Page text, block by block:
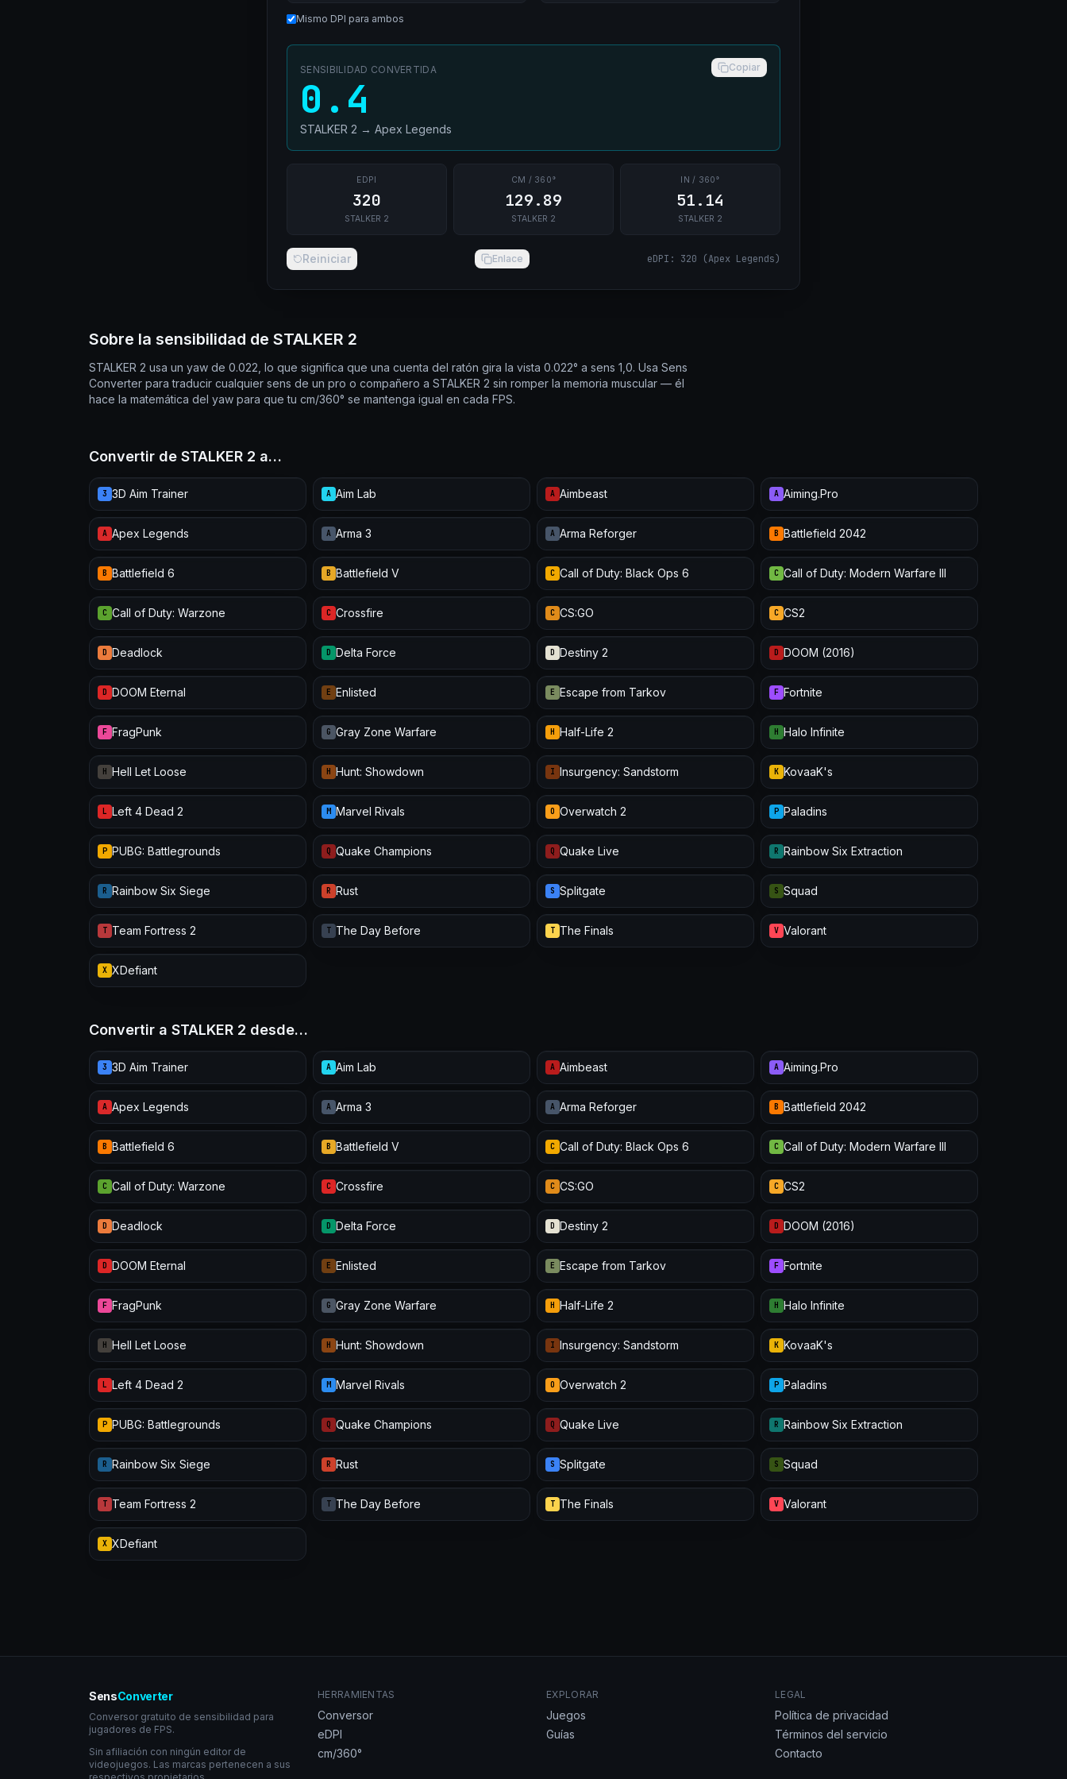
Mismo DPI para ambos
SENSIBILIDAD CONVERTIDA Copiar
0.4
STALKER 2 → Apex Legends
EDPI
320
STALKER 2
CM / 360°
129.89
STALKER 2
IN / 360°
51.14
STALKER 2
Reiniciar Enlace eDPI : 320 (Apex Legends)
Sobre la sensibilidad de STALKER 2
STALKER 2 usa un yaw de 0.022, lo que significa que una cuenta del ratón gira la vista 0.022° a sens 1,0. Usa Sens
Converter para traducir cualquier sens de un pro o compañero a STALKER 2 sin romper la memoria muscular — él
hace la matemática del yaw para que tu cm/360° se mantenga igual en cada FPS.
Convertir de STALKER 2 a…
3 3D Aim Trainer A Aim Lab A Aimbeast A Aiming.Pro
A Apex Legends A Arma 3 A Arma Reforger B Battlefield 2042
B Battlefield 6 B Battlefield V C Call of Duty: Black Ops 6 C Call of Duty: Modern Warfare III
C Call of Duty: Warzone C Crossfire C CS:GO C CS2
D Deadlock D Delta Force D Destiny 2 D DOOM (2016)
D DOOM Eternal E Enlisted E Escape from Tarkov F Fortnite
F FragPunk G Gray Zone Warfare H Half-Life 2 H Halo Infinite
H Hell Let Loose H Hunt: Showdown I Insurgency: Sandstorm K KovaaK's
L Left 4 Dead 2 M Marvel Rivals O Overwatch 2 P Paladins
P PUBG: Battlegrounds Q Quake Champions Q Quake Live R Rainbow Six Extraction
R Rainbow Six Siege R Rust S Splitgate S Squad
T Team Fortress 2 T The Day Before T The Finals V Valorant
X XDefiant
Convertir a STALKER 2 desde…
3 3D Aim Trainer A Aim Lab A Aimbeast A Aiming.Pro
A Apex Legends A Arma 3 A Arma Reforger B Battlefield 2042
B Battlefield 6 B Battlefield V C Call of Duty: Black Ops 6 C Call of Duty: Modern Warfare III
C Call of Duty: Warzone C Crossfire C CS:GO C CS2
D Deadlock D Delta Force D Destiny 2 D DOOM (2016)
D DOOM Eternal E Enlisted E Escape from Tarkov F Fortnite
F FragPunk G Gray Zone Warfare H Half-Life 2 H Halo Infinite
H Hell Let Loose H Hunt: Showdown I Insurgency: Sandstorm K KovaaK's
L Left 4 Dead 2 M Marvel Rivals O Overwatch 2 P Paladins
P PUBG: Battlegrounds Q Quake Champions Q Quake Live R Rainbow Six Extraction
R Rainbow Six Siege R Rust S Splitgate S Squad
T Team Fortress 2 T The Day Before T The Finals V Valorant
X XDefiant
SensConverter
Conversor gratuito de sensibilidad para
jugadores de FPS.
Sin afiliación con ningún editor de
videojuegos. Las marcas pertenecen a sus
HERRAMIENTAS
Conversor
eDPI
cm/360°
EXPLORAR
Juegos
Guías
LEGAL
Política de privacidad
Términos del servicio
Contacto